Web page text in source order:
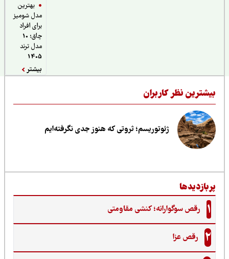
بهترین
مدل شومیز
برای افراد
چاق؛ 10
مدل ترند
نظر کاربران
ژئوتوریسم؛ ثروتی که هنوز جدی نگرفته‌ایم
رقص سوگوارانه؛ کنشی مقاومتی
رقص عزا